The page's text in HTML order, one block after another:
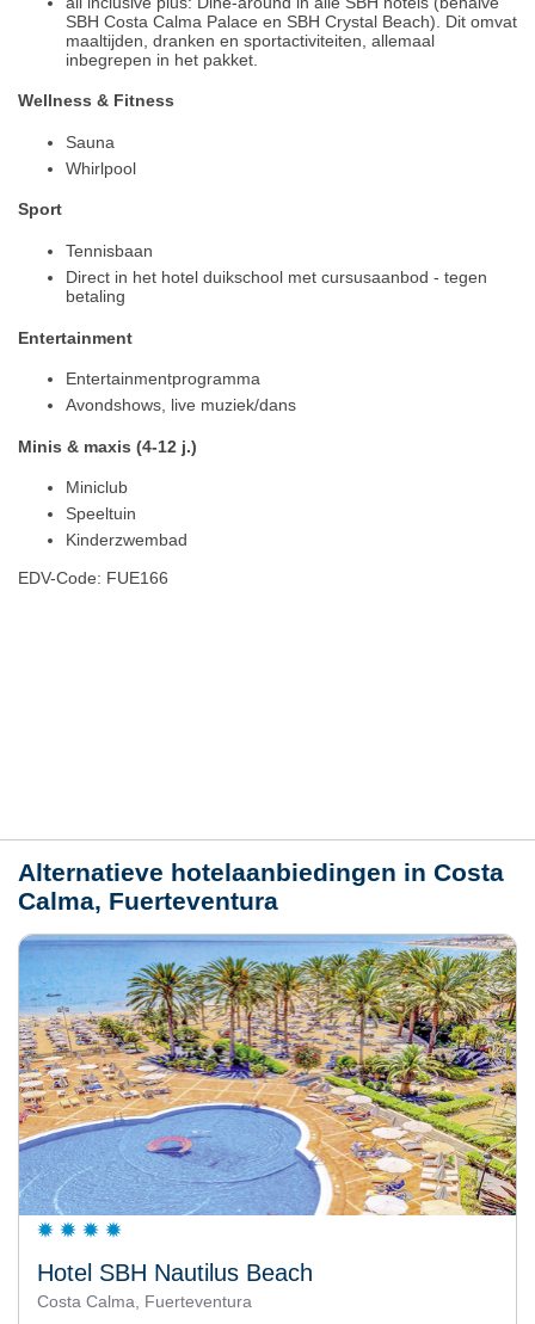
SBH Costa Calma Palace en SBH Crystal Beach). Dit omvat
maaltijden, dranken en sportactiviteiten, allemaal
inbegrepen in het pakket.
Wellness & Fitness
Sauna
Whirlpool
Sport
Tennisbaan
Direct in het hotel duikschool met cursusaanbod - tegen
betaling
Entertainment
Entertainmentprogramma
Avondshows, live muziek/dans
Minis & maxis (4-12 j.)
Miniclub
Speeltuin
Kinderzwembad
EDV-Code: FUE166
Alternatieve hotelaanbiedingen in Costa
Calma, Fuerteventura
Hotel SBH Nautilus Beach
Costa Calma, Fuerteventura